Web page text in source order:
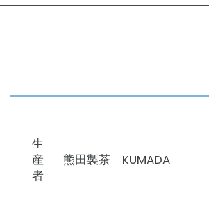
生
産
者
熊田製茶 KUMADA